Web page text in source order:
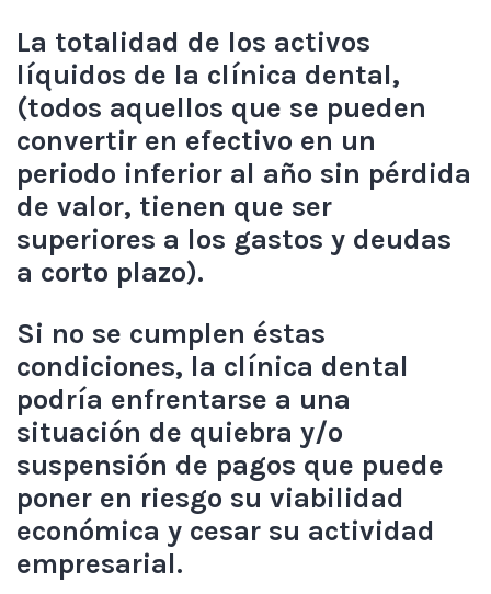
La totalidad de los activos
líquidos de la clínica dental,
(todos aquellos que se pueden
convertir en efectivo en un
periodo inferior al año sin pérdida
de valor, tienen que ser
superiores a los gastos y deudas
a corto plazo).
Si no se cumplen éstas
condiciones, la clínica dental
podría enfrentarse a una
situación de quiebra y/o
suspensión de pagos que puede
poner en riesgo su viabilidad
económica y cesar su actividad
empresarial.